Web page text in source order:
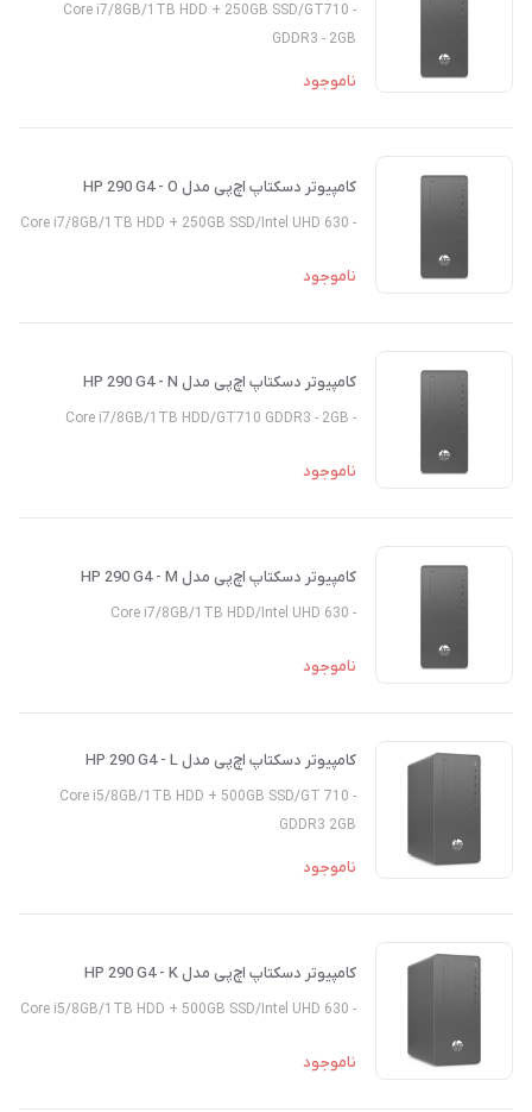
- Core i7/8GB/1TB HDD + 250GB SSD/GT710
GDDR3 - 2GB
ناموجود
کامپیوتر دسکتاپ اچ‌پی مدل HP 290 G4 - O
- Core i7/8GB/1TB HDD + 250GB SSD/Intel UHD 630
ناموجود
کامپیوتر دسکتاپ اچ‌پی مدل HP 290 G4 - N
- Core i7/8GB/1TB HDD/GT710 GDDR3 - 2GB
ناموجود
کامپیوتر دسکتاپ اچ‌پی مدل HP 290 G4 - M
- Core i7/8GB/1TB HDD/Intel UHD 630
ناموجود
کامپیوتر دسکتاپ اچ‌پی مدل HP 290 G4 - L
- Core i5/8GB/1TB HDD + 500GB SSD/GT 710
GDDR3 2GB
ناموجود
کامپیوتر دسکتاپ اچ‌پی مدل HP 290 G4 - K
- Core i5/8GB/1TB HDD + 500GB SSD/Intel UHD 630
ناموجود